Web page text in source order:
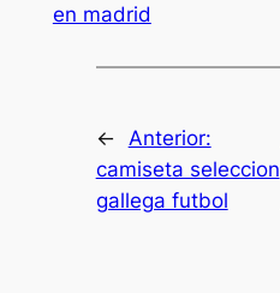
en madrid
← Anterior:
camiseta seleccion
gallega futbol